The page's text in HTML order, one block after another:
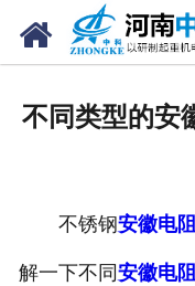
不同类型的安
不锈钢安徽电
解一下不同 安徽电